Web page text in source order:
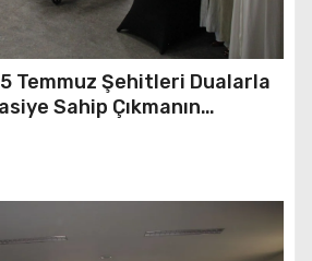
Temmuz Şehitleri Dualarla
Sahip Çıkmanın